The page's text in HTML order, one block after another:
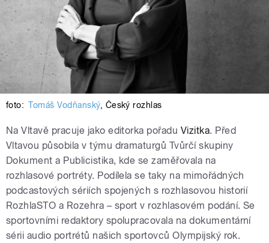
foto: Tomáš Vodňanský, Český rozhlas
Na Vltavě pracuje jako editorka pořadu Vizitka. Před
Vltavou působila v týmu dramaturgů Tvůrčí skupiny
Dokument a Publicistika, kde se zaměřovala na
rozhlasové portréty. Podílela se taky na mimořádných
podcastových sériích spojených s rozhlasovou historií
RozhlaSTO a Rozehra – sport v rozhlasovém podání. Se
sportovními redaktory spolupracovala na dokumentární
sérii audio portrétů našich sportovců Olympijský rok.